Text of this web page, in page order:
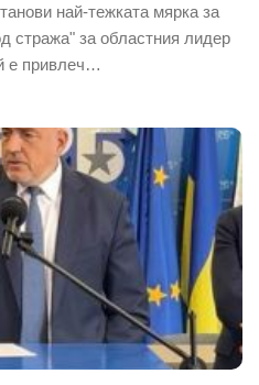
най-тежката мярка за
стража" за областния лидер
е привлеч…